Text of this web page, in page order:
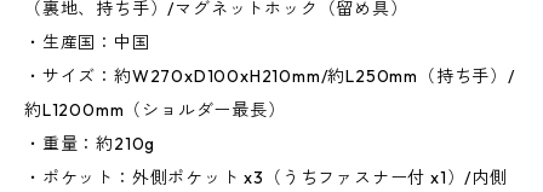
（裏地、持ち手）/マグネットホック（留め具）
・生産国：中国
・サイズ：約W270xD100xH210mm/約L250mm（持ち手）/
約L1200mm（ショルダー最長）
・重量：約210g
・ポケット：外側ポケット x3（うちファスナー付 x1）/内側